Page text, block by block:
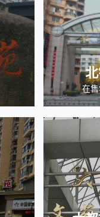
在